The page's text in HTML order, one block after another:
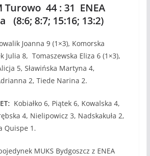
Turowo 44 : 31 ENEA
(8:6; 8:7; 15:16; 13:2)
Joanna 9 (1×3), Komorska
Julia 8, Tomaszewska Eliza 6 (1×3),
5, Sławińska Martyna 4,
2, Tiede Narina 2.
Kobiałko 6, Piątek 6, Kowalska 4,
4, Nielipowicz 3, Nadskakuła 2,
Quispe 1.
MUKS Bydgoszcz z ENEA